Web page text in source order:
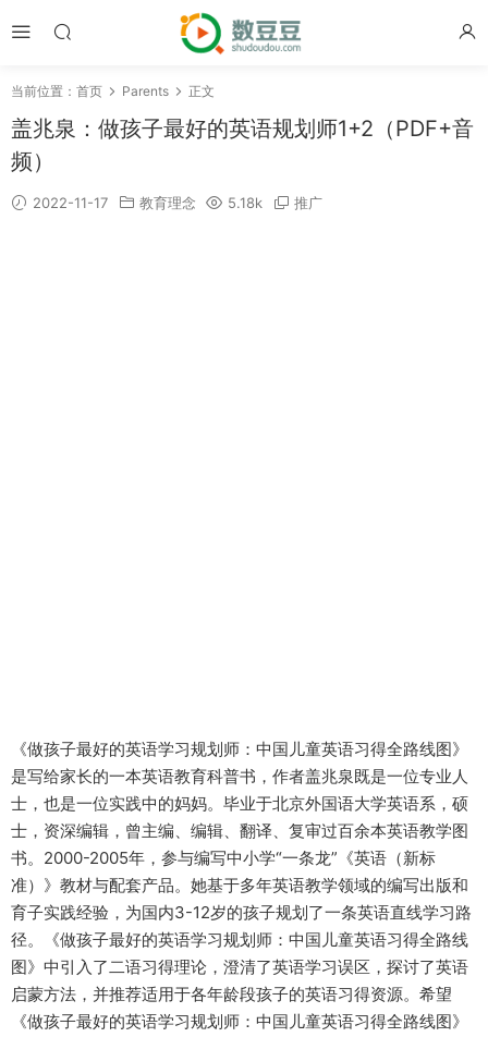
当前位置： 首页 Parents 正文
盖兆泉：做孩子最好的英语规划师1+2（PDF+音
频）
2022-11-17 教育理念 5.18k 推广
《做孩子最好的英语学习规划师：中国儿童英语习得全路线图》
是写给家长的一本英语教育科普书，作者盖兆泉既是一位专业人
士，也是一位实践中的妈妈。毕业于北京外国语大学英语系，硕
士，资深编辑，曾主编、编辑、翻译、复审过百余本英语教学图
书。2000-2005年，参与编写中小学“一条龙”《英语（新标
准）》教材与配套产品。她基于多年英语教学领域的编写出版和
育子实践经验，为国内3-12岁的孩子规划了一条英语直线学习路
径。《做孩子最好的英语学习规划师：中国儿童英语习得全路线
图》中引入了二语习得理论，澄清了英语学习误区，探讨了英语
启蒙方法，并推荐适用于各年龄段孩子的英语习得资源。希望
《做孩子最好的英语学习规划师：中国儿童英语习得全路线图》